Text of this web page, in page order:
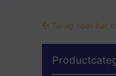
Terug naar het